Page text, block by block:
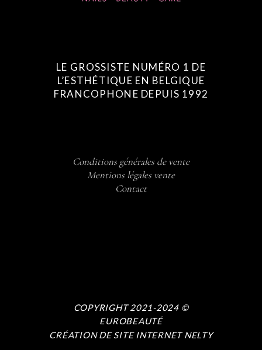
LE GROSSISTE NUMÉRO 1 DE
L’ESTHÉTIQUE EN BELGIQUE
FRANCOPHONE DEPUIS 1992
Conditions générales de vente
Mentions légales vente
Contact
COPYRIGHT 2021-2024 ©
EUROBEAUTÉ
CRÉATION DE SITE INTERNET NELTY